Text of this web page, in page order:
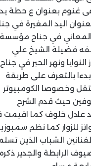
غنوم بعنوان ع حطة
اليد المغيرة في
المعاني في جناح مؤسسة
فضيلة الشيخ علي
ونهر الحبر في جناح
بالتعرف على طريقة
وخصوصا الكومبيوتر
حيث قدم الشرح
عادل خلوف كما
للزوار كما نظم
الشباب الذين
الرابطة والجدير